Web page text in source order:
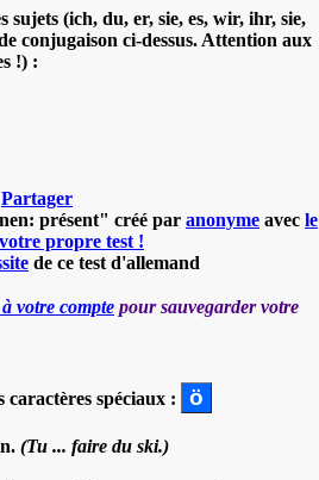
sujets (ich, du, er, sie, es, wir, ihr, sie,
conjugaison ci-dessus. Attention aux
!) :
Partager
présent" créé par anonyme avec le
propre test !
de ce test d'allemand
votre compte pour sauvegarder votre
spéciaux :
(Tu ... faire du ski.)